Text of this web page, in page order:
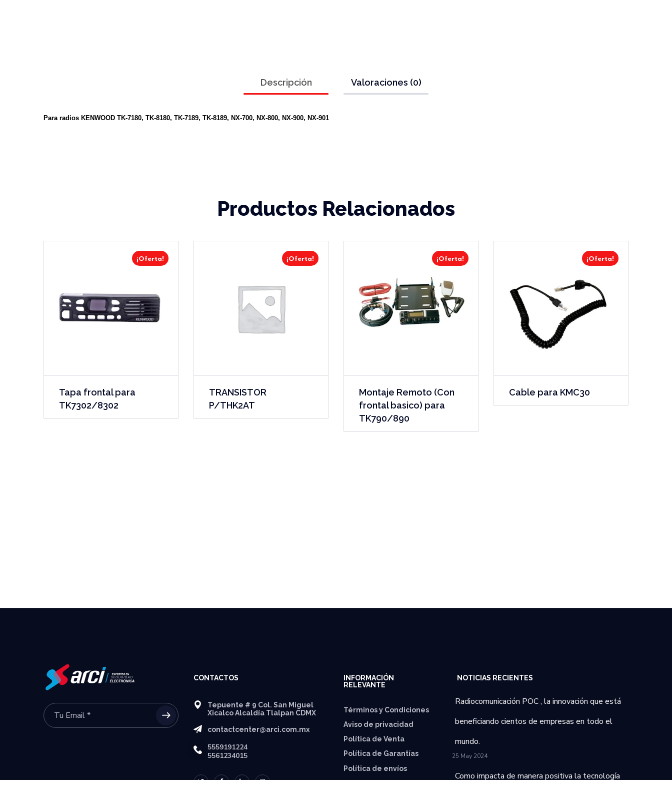
Descripción Valoraciones (0)
Para radios KENWOOD TK-7180, TK-8180, TK-7189, TK-8189, NX-700, NX-800, NX-900, NX-901
Productos Relacionados
¡Oferta!
Tapa frontal para
TK7302/8302
¡Oferta!
TRANSISTOR
P/THK2AT
¡Oferta!
Montaje Remoto (Con
frontal basico) para
TK790/890
¡Oferta!
Cable para KMC30
CONTACTOS
Tepuente # 9 Col. San Miguel
Xicalco Alcaldía Tlalpan CDMX
contactcenter@arci.com.mx
5559191224
5561234015
INFORMACIÓN
RELEVANTE
Términos y Condiciones
Aviso de privacidad
Política de Venta
Política de Garantías
⁠Política de envíos
NOTICIAS RECIENTES
Radiocomunicación POC , la innovación que está
beneficiando cientos de empresas en todo el
mundo.
25 May 2024
Como impacta de manera positiva la tecnología